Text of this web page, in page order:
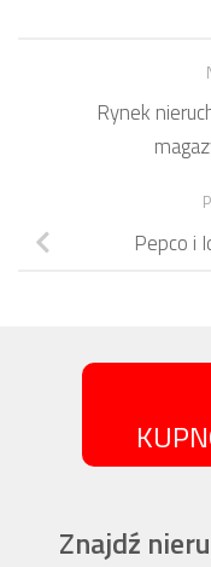
Rynek
Pepco i
Znajdź